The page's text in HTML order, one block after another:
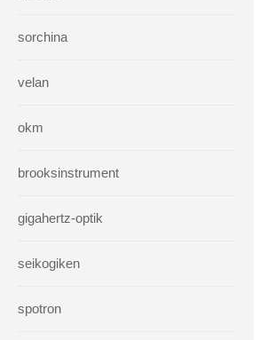
sorchina
velan
okm
brooksinstrument
gigahertz-optik
seikogiken
spotron